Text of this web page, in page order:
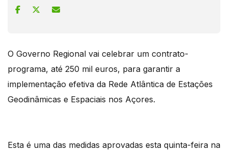
O Governo Regional vai celebrar um contrato-
programa, até 250 mil euros, para garantir a
implementação efetiva da Rede Atlântica de Estações
Geodinâmicas e Espaciais nos Açores.
Esta é uma das medidas aprovadas esta quinta-feira na